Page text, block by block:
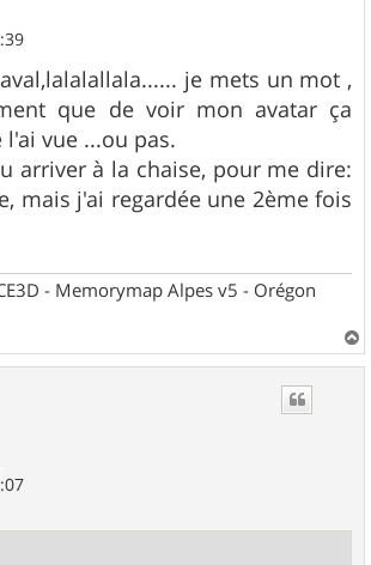
je mets un mot ,
que de voir mon avatar ça
vue ...ou pas.
arriver à la chaise, pour me dire:
mais j'ai regardée une 2ème fois
- Memorymap Alpes v5 - Orégon
a